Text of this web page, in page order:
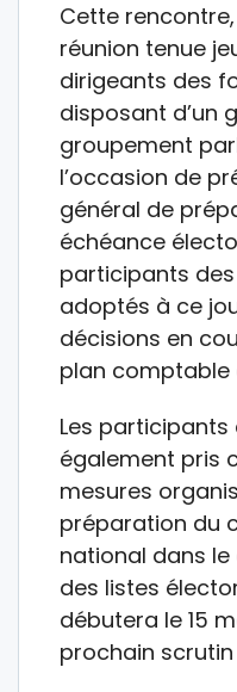
Cette
réunion tenue
dirigeants des
disposant d’un
groupement
l’occasion de
général de
échéance
participants
adoptés à ce
décisions en
plan comptable
Les
également pris
mesures
préparation du
national dans
des listes
débutera le 15
prochain